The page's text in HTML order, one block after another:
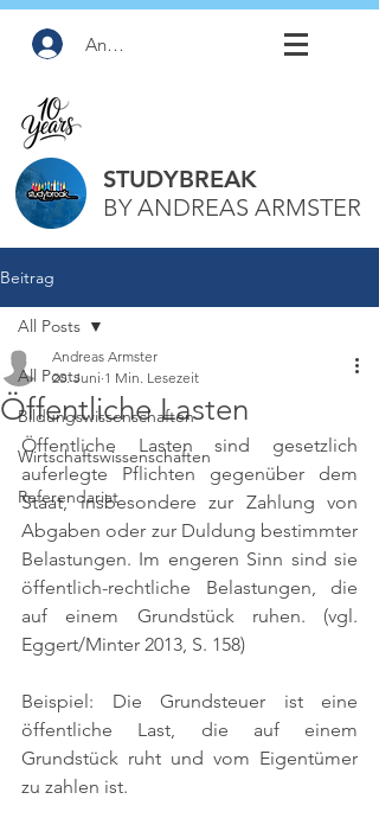
Anmelden
STUDYBREAK
BY ANDREAS ARMSTER
Beitrag
All Posts
Bildungswissenschaften
Wirtschaftswissenschaften
Referendariat
All Posts
Öffentliche Lasten
Andreas Armster
20. Juni 1 Min. Lesezeit
Öffentliche Lasten sind gesetzlich
auferlegte Pflichten gegenüber dem
Staat, insbesondere zur Zahlung von
Abgaben oder zur Duldung bestimmter
Belastungen. Im engeren Sinn sind sie
öffentlich-rechtliche Belastungen, die
auf einem Grundstück ruhen. (vgl.
Eggert/Minter 2013, S. 158)
Beispiel: Die Grundsteuer ist eine
öffentliche Last, die auf einem
Grundstück ruht und vom Eigentümer
zu zahlen ist.